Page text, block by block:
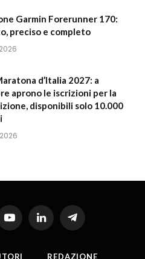
Garmin Forerunner 170:
preciso e completo
d’Italia 2027: a
aprono le iscrizioni per la
disponibili solo 10.000
YouTubeLinkedIn Telegram
REDAZIONE